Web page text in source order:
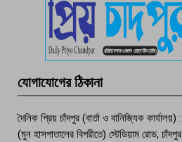
পচা দুর্গন্ধে
তরুণের অর্ধগলিত
বেঁচে নেই,
যোগাযোগের ঠিকানা
দৈনিক প্রিয় চাঁদপুর (বার্তা ও বানিজ্যিক
(মুন হাসপাতালের বিপরীতে) স্টেডিয়াম রোড,